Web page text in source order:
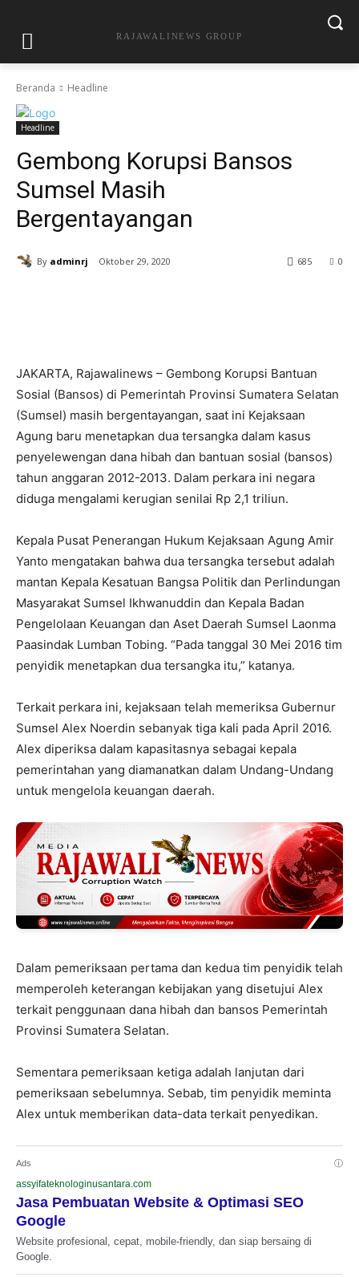
RAJAWALINEWS GROUP
Beranda Headline
Headline
Gembong Korupsi Bansos
Sumsel Masih
Bergentayangan
By adminrj Oktober 29, 2020 0
685
JAKARTA, Rajawalinews – Gembong Korupsi Bantuan
Sosial (Bansos) di Pemerintah Provinsi Sumatera Selatan
(Sumsel) masih bergentayangan, saat ini Kejaksaan
Agung baru menetapkan dua tersangka dalam kasus
penyelewengan dana hibah dan bantuan sosial (bansos)
tahun anggaran 2012-2013. Dalam perkara ini negara
diduga mengalami kerugian senilai Rp 2,1 triliun.
Kepala Pusat Penerangan Hukum Kejaksaan Agung Amir
Yanto mengatakan bahwa dua tersangka tersebut adalah
mantan Kepala Kesatuan Bangsa Politik dan Perlindungan
Masyarakat Sumsel Ikhwanuddin dan Kepala Badan
Pengelolaan Keuangan dan Aset Daerah Sumsel Laonma
Paasindak Lumban Tobing. “Pada tanggal 30 Mei 2016 tim
penyidik menetapkan dua tersangka itu,” katanya.
Terkait perkara ini, kejaksaan telah memeriksa Gubernur
Sumsel Alex Noerdin sebanyak tiga kali pada April 2016.
Alex diperiksa dalam kapasitasnya sebagai kepala
pemerintahan yang diamanatkan dalam Undang-Undang
untuk mengelola keuangan daerah.
Dalam pemeriksaan pertama dan kedua tim penyidik telah
memperoleh keterangan kebijakan yang disetujui Alex
terkait penggunaan dana hibah dan bansos Pemerintah
Provinsi Sumatera Selatan.
Sementara pemeriksaan ketiga adalah lanjutan dari
pemeriksaan sebelumnya. Sebab, tim penyidik meminta
Alex untuk memberikan data-data terkait penyedikan.
Ads ⓘ
assyifateknologinusantara.com
Jasa Pembuatan Website & Optimasi SEO
Google
Website profesional, cepat, mobile-friendly, dan siap bersaing di
Google.